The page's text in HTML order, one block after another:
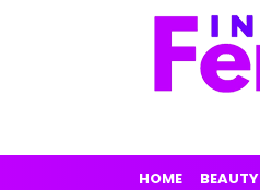
HOME BEAUTY